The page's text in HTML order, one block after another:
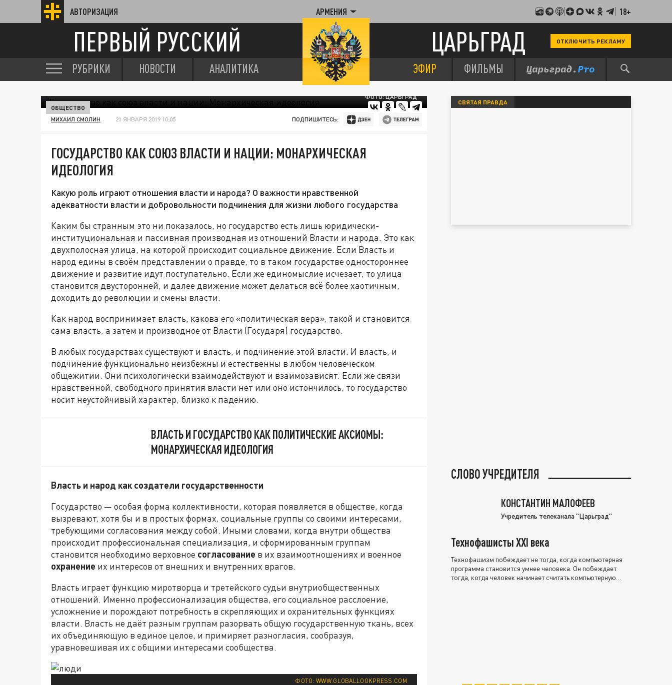
АВТОРИЗАЦИЯ АРМЕНИЯ 18+
ПЕРВЫЙ РУССКИЙ ЦАРЬГРАД ОТКЛЮЧИТЬ РЕКЛАМУ
РУБРИКИ НОВОСТИ АНАЛИТИКА ЭФИР ФИЛЬМЫ
ФОТО: ЦАРЬГРАД
ОБЩЕСТВО
МИХАИЛ СМОЛИН 21 ЯНВАРЯ 2019 10:05 ПОДПИШИТЕСЬ:
ГОСУДАРСТВО КАК СОЮЗ ВЛАСТИ И НАЦИИ: МОНАРХИЧЕСКАЯ
ИДЕОЛОГИЯ
Какую роль играют отношения власти и народа? О важности нравственной
адекватности власти и добровольности подчинения для жизни любого государства
Каким бы странным это ни показалось, но государство есть лишь юридически-
институциональная и пассивная производная из отношений Власти и народа. Это как
двухполосная улица, на которой происходит социальное движение. Если Власть и
народ едины в своём представлении о правде, то в таком государстве одностороннее
движение и развитие идут поступательно. Если же единомыслие исчезает, то улица
становится двусторонней, и далее движение может делаться всё более хаотичным,
доходить до революции и смены власти.
Как народ воспринимает власть, какова его «политическая вера», такой и становится
сама власть, а затем и производное от Власти (Государя) государство.
В любых государствах существуют и власть, и подчинение этой власти. И власть, и
подчинение функционально неизбежны и естественны в любом человеческом
общежитии. Они психологически взаимодействуют и взаимозависят. Если же связи
нравственной, свободного принятия власти нет или оно истончилось, то государство
носит неустойчивый характер, близко к падению.
ВЛАСТЬ И ГОСУДАРСТВО КАК ПОЛИТИЧЕСКИЕ АКСИОМЫ:
МОНАРХИЧЕСКАЯ ИДЕОЛОГИЯ
Власть и народ как создатели государственности
Государство — особая форма коллективности, которая появляется в обществе, когда
вызревают, хотя бы и в простых формах, социальные группы со своими интересами,
требующими согласования между собой. Иными словами, когда внутри общества
происходит профессиональная специализация, и сформированным группам
становится необходимо верховное согласование в их взаимоотношениях и военное
охранение их интересов от внешних и внутренних врагов.
Власть играет функцию миротворца и третейского судьи внутриобщественных
отношений. Именно профессионализация общества, его социальное расслоение,
усложнение и порождают потребность в скрепляющих и охранительных функциях
власти. Власть не даёт разным группам разорвать общую государственную ткань, всех
их объединяющую в единое целое, и примиряет разногласия, сообразуя,
уравновешивая их с общими интересами сообщества.
ФОТО: WWW.GLOBALLOOKPRESS.COM
СВЯТАЯ ПРАВДА
СЛОВО УЧРЕДИТЕЛЯ
КОНСТАНТИН МАЛОФЕЕВ
Учредитель телеканала "Царьград"
Технофашисты XXI века
Технофашизм побеждает не тогда, когда компьютерная
программа становится умнее человека. Он побеждает
тогда, когда человек начинает считать компьютерную